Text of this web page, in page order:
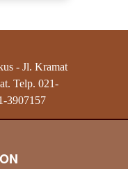
- Jl. Kramat
Telp. 021-
3907157